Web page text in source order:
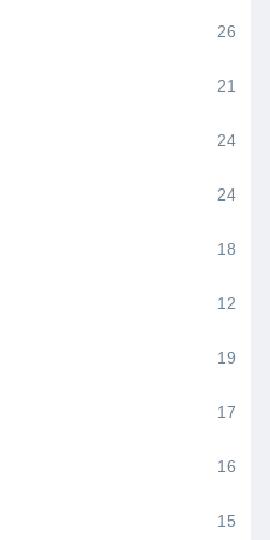
26
21
24
24
18
12
19
17
16
15